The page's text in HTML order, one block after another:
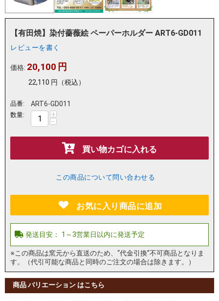
【有田焼】染付薔薇絵 ペーパーホルダー ART6-GD011
レビューを書く
価格: 20,100 円
22,110 円 （税込）
品番: ART6-GD011
数量: +
−
買い物カゴに入れる
この商品について問い合わせる
お気に入り商品に追加
※この商品は窯元から直送のため、“代金引換”不可商品となりま
す。（代引可能な商品と同時のご注文の場合は除きます。）
商品 バリエーション はこちら